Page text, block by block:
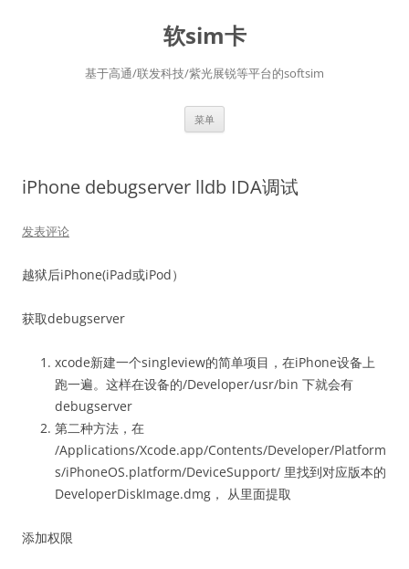
软sim卡
基于高通/联发科技/紫光展锐等平台的softsim
菜单
iPhone debugserver lldb IDA调试
发表评论
越狱后iPhone(iPad或iPod）
获取debugserver
xcode新建一个singleview的简单项目，在iPhone设备上
跑一遍。这样在设备的/Developer/usr/bin 下就会有
debugserver
第二种方法，在
/Applications/Xcode.app/Contents/Developer/Platform
s/iPhoneOS.platform/DeviceSupport/ 里找到对应版本的
DeveloperDiskImage.dmg， 从里面提取
添加权限